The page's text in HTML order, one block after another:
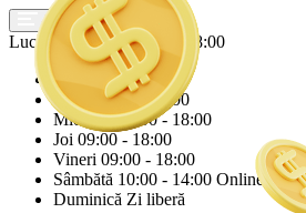
Lucrăm astăziJoi 09:00 - 18:00
Luni
09:00 - 18:00
Marți
09:00 - 18:00
Miercuri09:00 - 18:00
Joi 09:00 - 18:00
Vineri 09:00 - 18:00
Sâmbătă 10:00 - 14:00 Online
Duminică Zi liberă